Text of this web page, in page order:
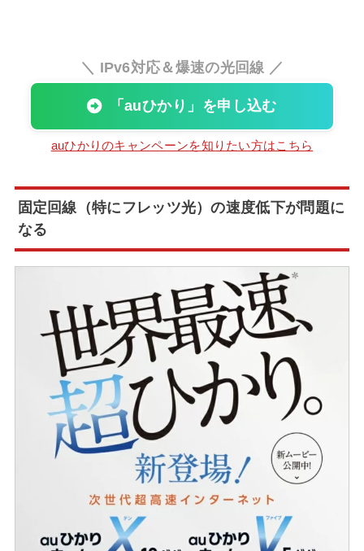
＼ IPv6対応＆爆速の光回線 ／
「auひかり」を申し込む
auひかりのキャンペーンを知りたい方はこちら
固定回線（特にフレッツ光）の速度低下が問題に
なる